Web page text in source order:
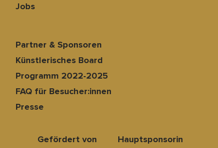
Jobs
Partner & Sponsoren
Künstlerisches Board
Programm 2022-2025
FAQ für Besucher:innen
Presse
Gefördert von Hauptsponsorin